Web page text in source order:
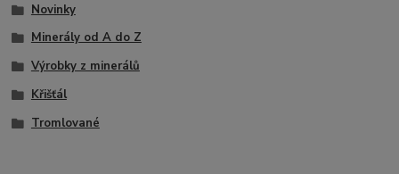
Novinky
Minerály od A do Z
Výrobky z minerálů
Křišťál
Tromlované